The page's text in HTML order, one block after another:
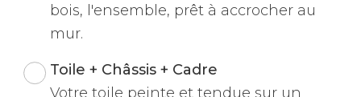
bois, l'ensemble, prêt à accrocher au
mur.
Toile + Châssis + Cadre
Votre toile peinte et tendue sur un